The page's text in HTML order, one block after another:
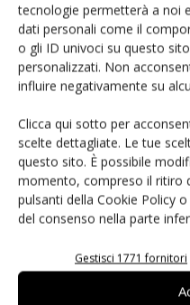
tecnologie permetterà a noi
dati personali come il
o gli ID univoci su questo
personalizzati. Non
influire negativamente su
Clicca qui sotto per
scelte dettagliate. Le tue
questo sito. È possibile
momento, compreso il ritiro
pulsanti della Cookie Policy
del consenso nella parte
Gestisci 1771 fornitori
PCB Magazine
Edicola web